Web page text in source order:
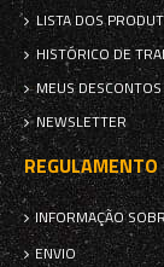
LISTA DOS
HISTÓRICO DE
MEUS DESCONTOS
NEWSLETTER
REGULAMENTO
INFORMAÇÃO
ENVIO